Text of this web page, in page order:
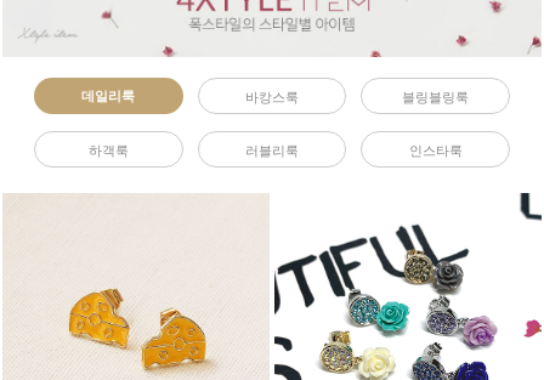
데일리룩 바캉스룩 블링블링룩
하객룩 러블리룩 인스타룩